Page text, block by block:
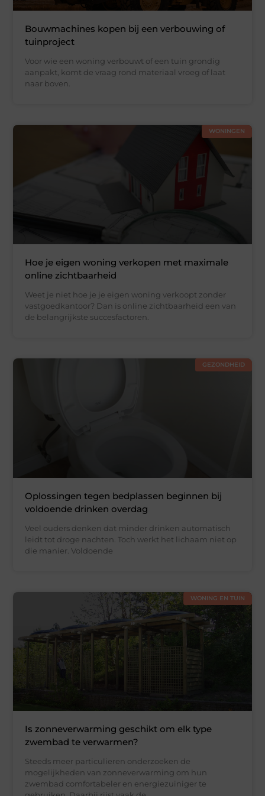
Bouwmachines kopen bij een verbouwing of
tuinproject
Voor wie een woning verbouwt of een tuin grondig
aanpakt, komt de vraag rond materiaal vroeg of laat
naar boven.
WONINGEN
Hoe je eigen woning verkopen met maximale
online zichtbaarheid
Weet je niet hoe je je eigen woning verkoopt zonder
vastgoedkantoor? Dan is online zichtbaarheid een van
de belangrijkste succesfactoren.
GEZONDHEID
Oplossingen tegen bedplassen beginnen bij
voldoende drinken overdag
Veel ouders denken dat minder drinken automatisch
leidt tot droge nachten. Toch werkt het lichaam niet op
die manier. Voldoende
WONING EN TUIN
Is zonneverwarming geschikt om elk type
zwembad te verwarmen?
Steeds meer particulieren onderzoeken de
mogelijkheden van zonneverwarming om hun
zwembad comfortabeler en energiezuiniger te